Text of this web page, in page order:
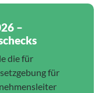
–
die für
für